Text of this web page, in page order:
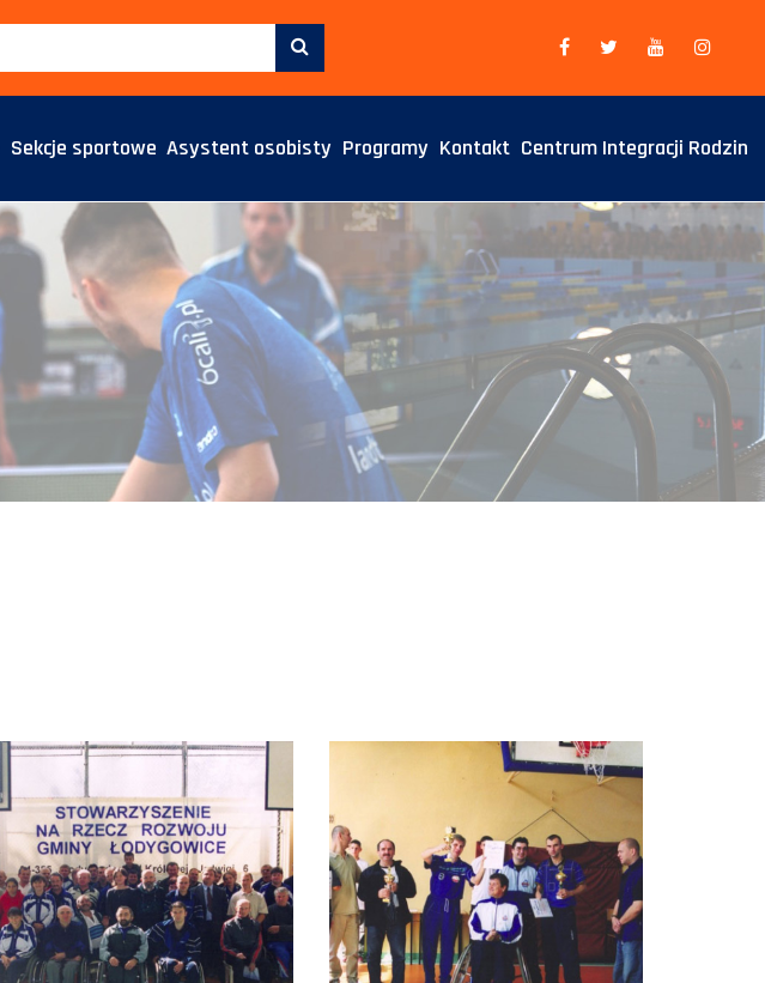
Sekcje sportowe Asystent osobisty Programy Kontakt Centrum Integracji Rodzin